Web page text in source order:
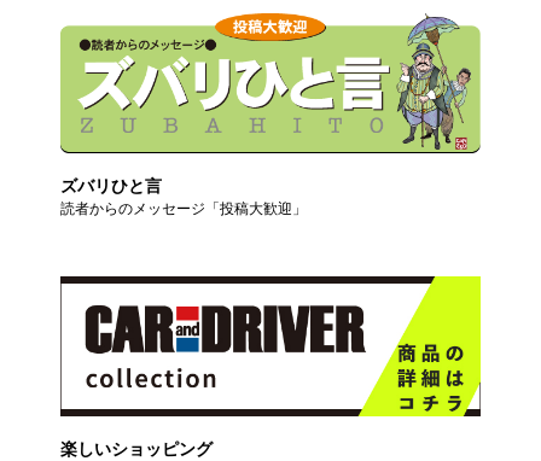
ズバリひと言
読者からのメッセージ「投稿大歓迎」
楽しいショッピング